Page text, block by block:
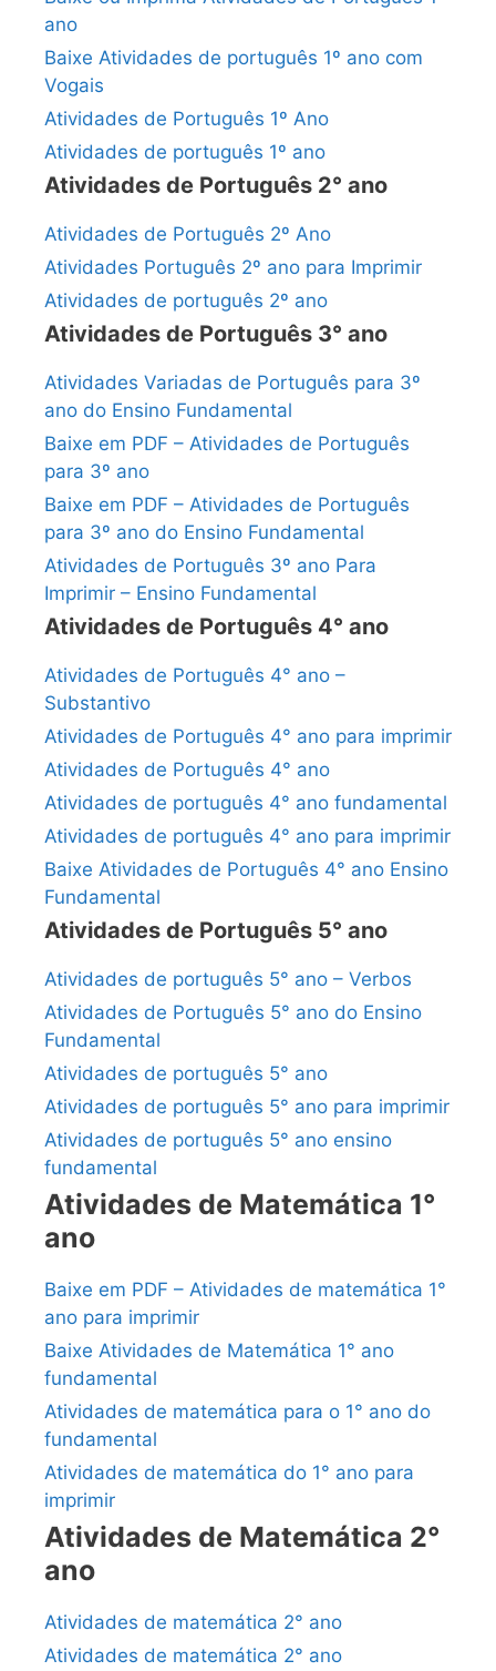
ano
Baixe Atividades de português 1º ano com
Vogais
Atividades de Português 1º Ano
Atividades de português 1º ano
Atividades de Português 2° ano
Atividades de Português 2º Ano
Atividades Português 2º ano para Imprimir
Atividades de português 2º ano
Atividades de Português 3° ano
Atividades Variadas de Português para 3º
ano do Ensino Fundamental
Baixe em PDF – Atividades de Português
para 3º ano
Baixe em PDF – Atividades de Português
para 3º ano do Ensino Fundamental
Atividades de Português 3º ano Para
Imprimir – Ensino Fundamental
Atividades de Português 4° ano
Atividades de Português 4° ano –
Substantivo
Atividades de Português 4° ano para imprimir
Atividades de Português 4° ano
Atividades de português 4° ano fundamental
Atividades de português 4° ano para imprimir
Baixe Atividades de Português 4° ano Ensino
Fundamental
Atividades de Português 5° ano
Atividades de português 5° ano – Verbos
Atividades de Português 5° ano do Ensino
Fundamental
Atividades de português 5° ano
Atividades de português 5° ano para imprimir
Atividades de português 5° ano ensino
fundamental
Atividades de Matemática 1°
ano
Baixe em PDF – Atividades de matemática 1°
ano para imprimir
Baixe Atividades de Matemática 1° ano
fundamental
Atividades de matemática para o 1° ano do
fundamental
Atividades de matemática do 1° ano para
imprimir
Atividades de Matemática 2°
ano
Atividades de matemática 2° ano
Atividades de matemática 2° ano